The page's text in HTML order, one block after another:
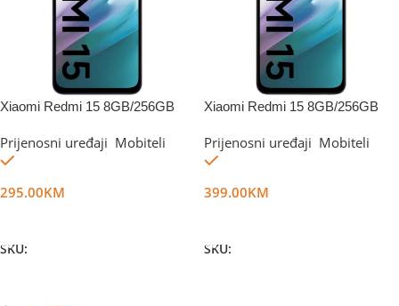
Xiaomi Redmi 15 8GB/256GB
Prijenosni uređaji Mobiteli
295.00KM
SKU:
Xiaomi Redmi 15 8GB/256GB
Prijenosni uređaji Mobiteli
399.00KM
SKU: